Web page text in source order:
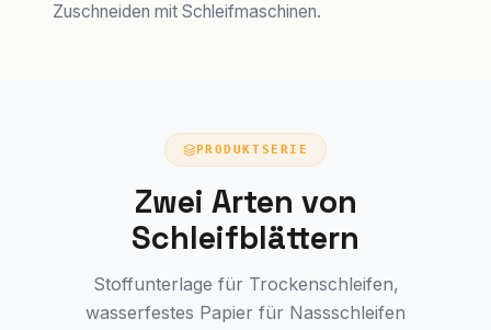
Zuschneiden mit Schleifmaschinen.
PRODUKTSERIE
Zwei Arten von
Schleifblättern
Stoffunterlage für Trockenschleifen,
wasserfestes Papier für Nassschleifen